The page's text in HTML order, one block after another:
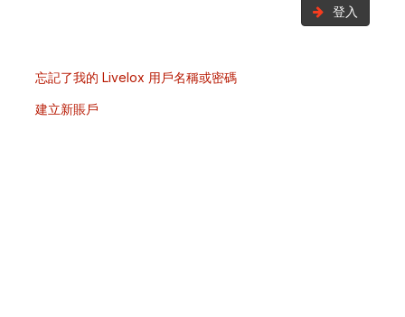
登入
忘記了我的 Livelox 用戶名稱或密碼
建立新賬戶